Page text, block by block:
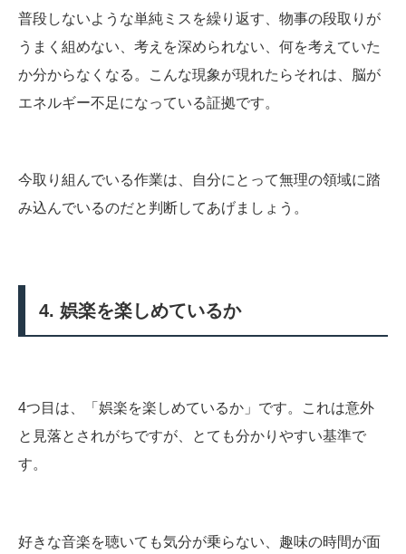
普段しないような単純ミスを繰り返す、物事の段取りが
うまく組めない、考えを深められない、何を考えていた
か分からなくなる。こんな現象が現れたらそれは、脳が
エネルギー不足になっている証拠です。
今取り組んでいる作業は、自分にとって無理の領域に踏
み込んでいるのだと判断してあげましょう。
4. 娯楽を楽しめているか
4つ目は、「娯楽を楽しめているか」です。これは意外
と見落とされがちですが、とても分かりやすい基準で
す。
好きな音楽を聴いても気分が乗らない、趣味の時間が面